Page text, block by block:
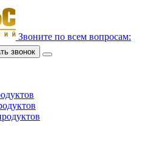
Звоните по всем вопросам:
звонок